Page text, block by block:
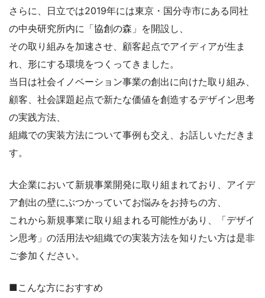
さらに、日立では2019年には東京・国分寺市にある同社
の中央研究所内に「協創の森」を開設し、
その取り組みを加速させ、顧客起点でアイディアが生ま
れ、形にする環境をつくってきました。
当日は社会イノベーション事業の創出に向けた取り組み、
顧客、社会課題起点で新たな価値を創造するデザイン思考
の実践方法、
組織での実装方法について事例も交え、お話しいただきま
す。
大企業において新規事業開発に取り組まれており、アイデ
ア創出の壁にぶつかっていてお悩みをお持ちの方、
これから新規事業に取り組まれる可能性があり、「デザイ
ン思考」の活用法や組織での実装方法を知りたい方は是非
ご参加ください。
■こんな方におすすめ